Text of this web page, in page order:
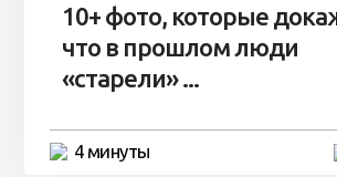
10+ фото, которые
что в прошлом люди
«старели» ...
4 минуты